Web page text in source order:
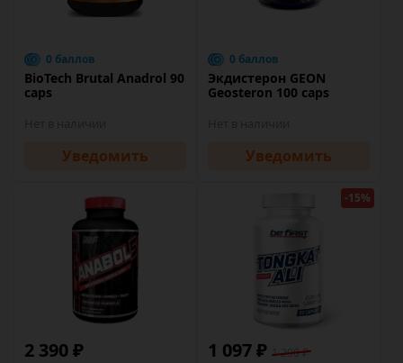
0 баллов
BioTech Brutal Anadrol 90
caps
Уведомить
0 баллов
Экдистерон GEON
Geosteron 100 caps
Уведомить
2 390 ₽
-15%
1 097 ₽ 1 290 ₽